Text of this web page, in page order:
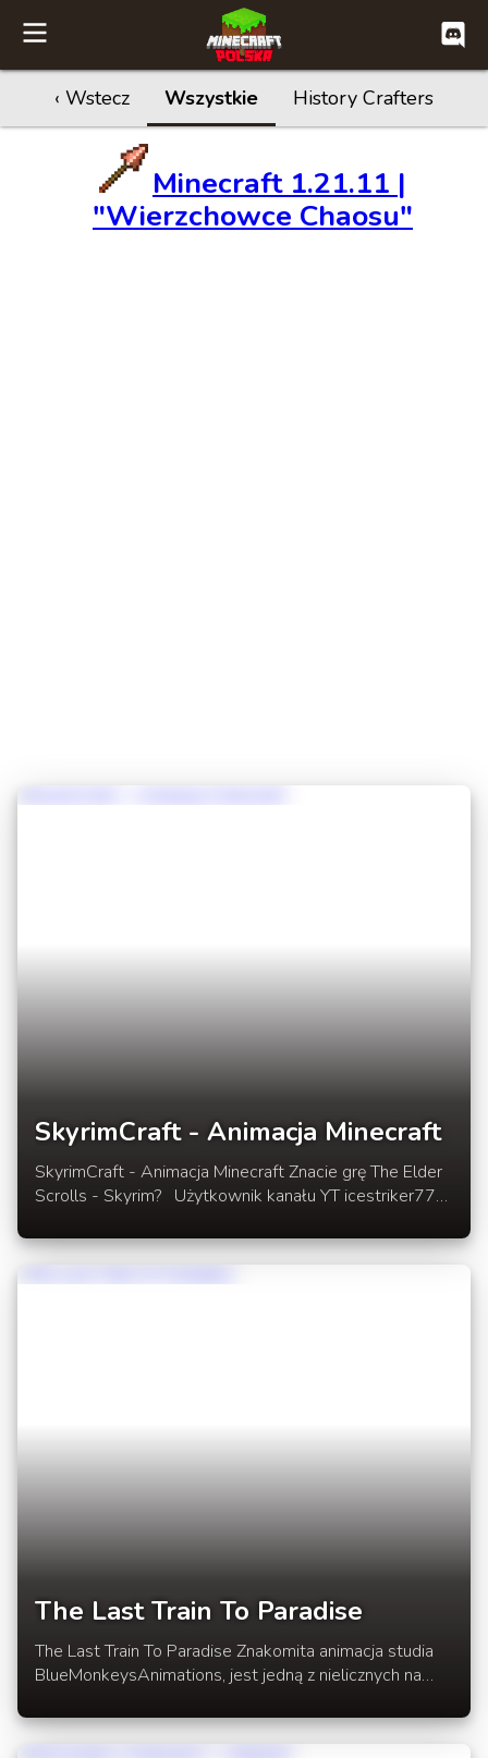
‹ Wstecz Wszystkie History Crafters
Minecraft 1.21.11 |
"Wierzchowce Chaosu"
SkyrimCraft - Animacja Minecraft
SkyrimCraft - Animacja Minecraft Znacie grę The Elder
Scrolls - Skyrim? Użytkownik kanału YT icestriker777
własnie na tej grze. Zobaczcie co z tego wyszło :D Fus
Ro Dah!!! W rozwinięciu wpisu animacja Minecraft -
SkyrimCraft
The Last Train To Paradise
The Last Train To Paradise Znakomita animacja studia
BlueMonkeysAnimations, jest jedną z nielicznych na
Efekt pracy studia BMA jest wyśmienity. Nie będziemy
komentować co w filmiku zobaczycie.Takie animacje jak